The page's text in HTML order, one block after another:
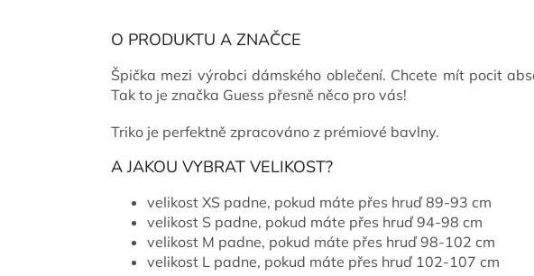
O PRODUKTU A ZNAČCE
Špička mezi výrobci dámského oblečení. Chcete mít pocit
Tak to je značka Guess přesně něco pro vás!
Triko je perfektně zpracováno z prémiové bavlny.
A JAKOU VYBRAT VELIKOST?
velikost XS padne, pokud máte přes hruď 89-93 cm
velikost S padne, pokud máte přes hruď 94-98 cm
velikost M padne, pokud máte přes hruď 98-102 cm
velikost L padne, pokud máte přes hruď 102-107 cm